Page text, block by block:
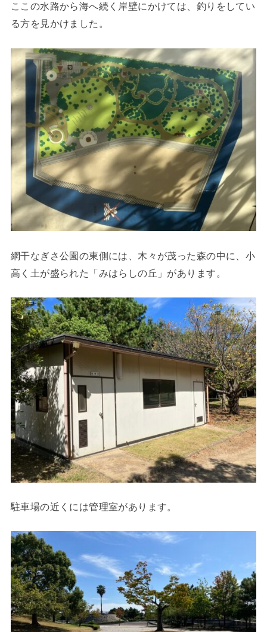
ここの水路から海へ続く岸壁にかけては、釣りをしてい
る方を見かけました。
網干なぎさ公園の東側には、木々が茂った森の中に、小
高く土が盛られた「みはらしの丘」があります。
駐車場の近くには管理室があります。